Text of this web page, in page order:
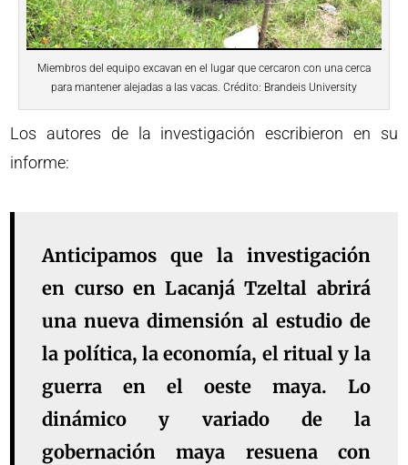
Miembros del equipo excavan en el lugar que cercaron con una cerca
para mantener alejadas a las vacas. Crédito: Brandeis University
Los autores de la investigación escribieron en su
informe:
Anticipamos que la investigación
en curso en Lacanjá Tzeltal abrirá
una nueva dimensión al estudio de
la política, la economía, el ritual y la
guerra en el oeste maya. Lo
dinámico y variado de la
gobernación maya resuena con